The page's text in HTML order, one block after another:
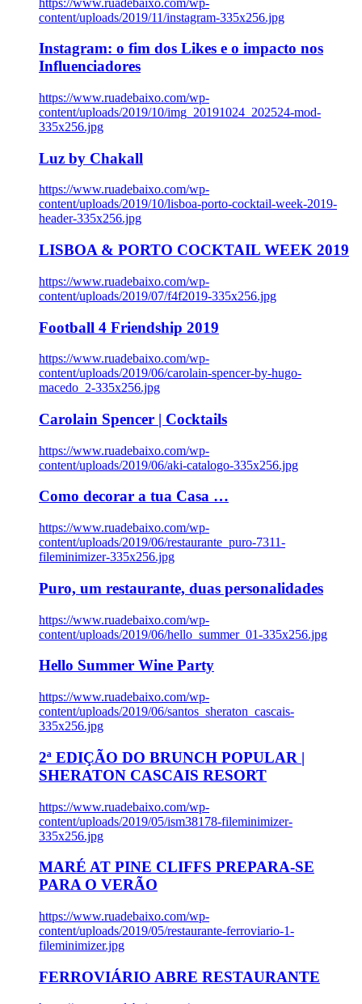
content/uploads/2019/11/instagram-335x256.jpg
Instagram: o fim dos Likes e o impacto nos
Influenciadores
https://www.ruadebaixo.com/wp-
content/uploads/2019/10/img_20191024_202524-mod-
335x256.jpg
Luz by Chakall
https://www.ruadebaixo.com/wp-
content/uploads/2019/10/lisboa-porto-cocktail-week-2019-
header-335x256.jpg
LISBOA & PORTO COCKTAIL WEEK 2019
https://www.ruadebaixo.com/wp-
content/uploads/2019/07/f4f2019-335x256.jpg
Football 4 Friendship 2019
https://www.ruadebaixo.com/wp-
content/uploads/2019/06/carolain-spencer-by-hugo-
macedo_2-335x256.jpg
Carolain Spencer | Cocktails
https://www.ruadebaixo.com/wp-
content/uploads/2019/06/aki-catalogo-335x256.jpg
Como decorar a tua Casa …
https://www.ruadebaixo.com/wp-
content/uploads/2019/06/restaurante_puro-7311-
fileminimizer-335x256.jpg
Puro, um restaurante, duas personalidades
https://www.ruadebaixo.com/wp-
content/uploads/2019/06/hello_summer_01-335x256.jpg
Hello Summer Wine Party
https://www.ruadebaixo.com/wp-
content/uploads/2019/06/santos_sheraton_cascais-
335x256.jpg
2ª EDIÇÃO DO BRUNCH POPULAR |
SHERATON CASCAIS RESORT
https://www.ruadebaixo.com/wp-
content/uploads/2019/05/ism38178-fileminimizer-
335x256.jpg
MARÉ AT PINE CLIFFS PREPARA-SE
PARA O VERÃO
https://www.ruadebaixo.com/wp-
content/uploads/2019/05/restaurante-ferroviario-1-
fileminimizer.jpg
FERROVIÁRIO ABRE RESTAURANTE